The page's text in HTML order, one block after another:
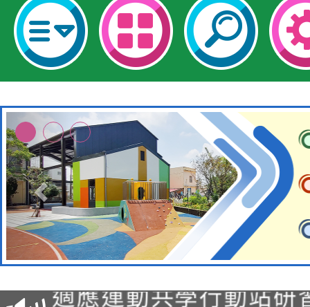
本校115學年度第2次
招甄選結果公告(無人
適應運動共學行動站研